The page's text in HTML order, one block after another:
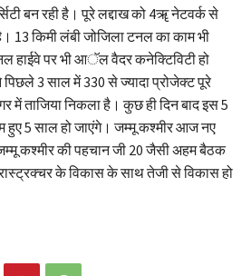
बन रही है। पूरे लद्दाख को 4ॠ नेटवर्क से
13 किमी लंबी जोजिला टनल का काम भी
हाईवे पर भी आॅल वैदर कनेक्टिविटी हो
पिछले 3 साल में 330 से ज्यादा प्रोजेक्ट पूरे
में ताजिया निकला है। कुछ ही दिन बाद इस 5
5 साल हो जाएंगे। जम्मू कश्मीर आज नए
कश्मीर की पहचान जी 20 जैसी अहम बैठक
के विकास के साथ तेजी से विकास हो